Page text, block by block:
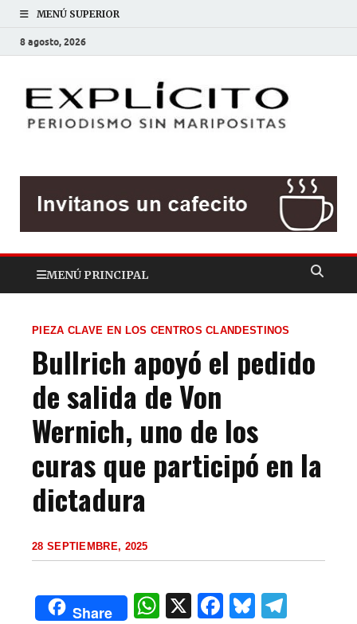
MENÚ SUPERIOR
8 agosto, 2026
MENÚ PRINCIPAL
PIEZA CLAVE EN LOS CENTROS CLANDESTINOS
Bullrich apoyó el pedido
de salida de Von
Wernich, uno de los
curas que participó en la
dictadura
28 SEPTIEMBRE, 2025
Share
W X F
B